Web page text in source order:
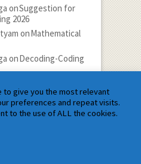
onSuggestion for
2026
onMathematical
onDecoding-Coding
to give you the most relevant
preferences and repeat visits.
to the use of ALL the cookies.